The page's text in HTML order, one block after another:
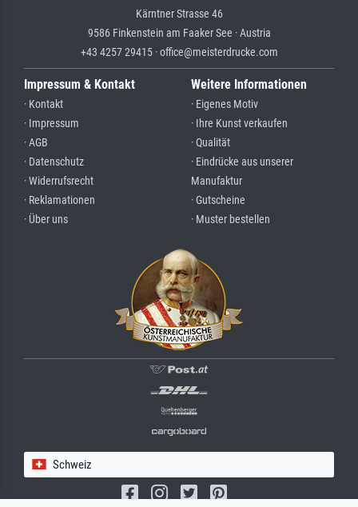
Kärntner Strasse 46
9586 Finkenstein am Faaker See · Austria
+43 4257 29415 · office@meisterdrucke.com
Impressum & Kontakt
· Kontakt
· Impressum
· AGB
· Datenschutz
· Widerrufsrecht
· Reklamationen
· Über uns
Weitere Informationen
· Eigenes Motiv
· Ihre Kunst verkaufen
· Qualität
· Eindrücke aus unserer
Manufaktur
· Gutscheine
· Muster bestellen
Schweiz